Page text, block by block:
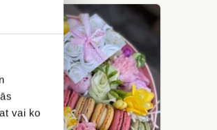
vai ko